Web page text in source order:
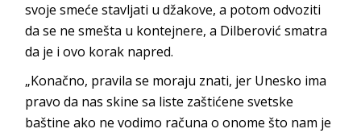
svoje smeće stavljati u džakove, a potom odvoziti
da se ne smešta u kontejnere, a Dilberović smatra
da je i ovo korak napred.
„Konačno, pravila se moraju znati, jer Unesko ima
pravo da nas skine sa liste zaštićene svetske
baštine ako ne vodimo računa o onome što nam je